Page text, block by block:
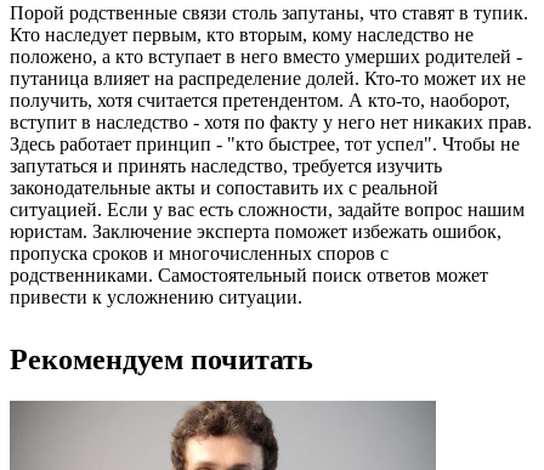
Порой родственные связи столь запутаны, что ставят в тупик.
Кто наследует первым, кто вторым, кому наследство не
положено, а кто вступает в него вместо умерших родителей -
путаница влияет на распределение долей. Кто-то может их не
получить, хотя считается претендентом. А кто-то, наоборот,
вступит в наследство - хотя по факту у него нет никаких прав.
Здесь работает принцип - "кто быстрее, тот успел". Чтобы не
запутаться и принять наследство, требуется изучить
законодательные акты и сопоставить их с реальной
ситуацией. Если у вас есть сложности, задайте вопрос нашим
юристам. Заключение эксперта поможет избежать ошибок,
пропуска сроков и многочисленных споров с
родственниками. Самостоятельный поиск ответов может
привести к усложнению ситуации.
Рекомендуем почитать